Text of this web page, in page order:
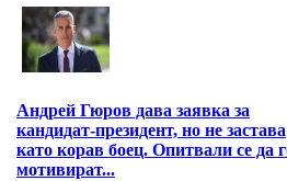
Андрей Гюров дава заявка за
кандидат-президент, но не застава
като корав боец. Опитвали се да
мотивират...